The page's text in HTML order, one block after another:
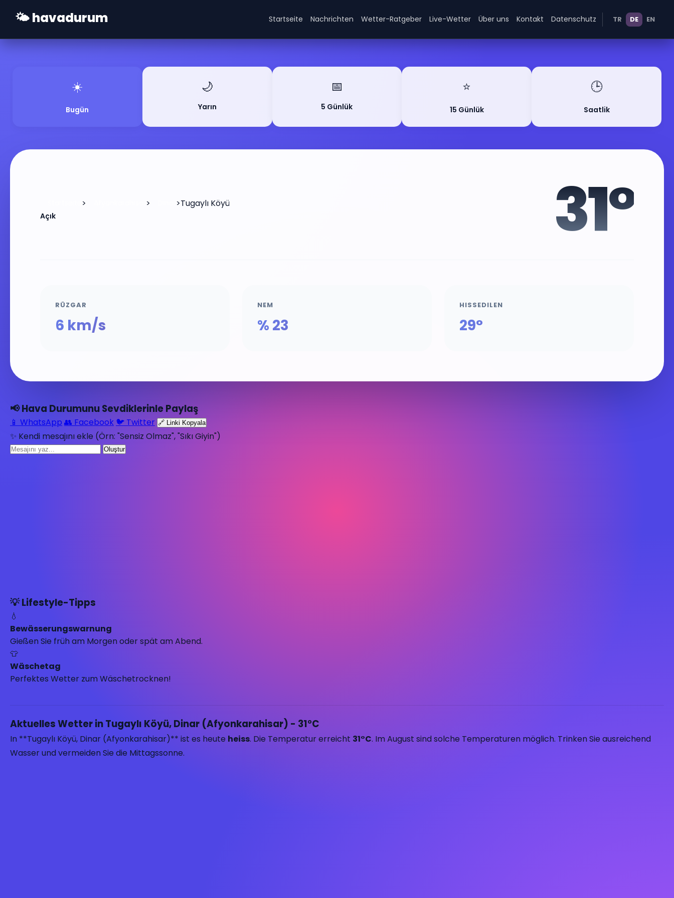
🌤️ havadurum Startseite Nachrichten Wetter-Ratgeber Live-Wetter Über uns Kontakt Datenschutz TR DE EN
☀️
Bugün
🌙
Yarın
📅
5 Günlük
⭐
15 Günlük
🕒
Saatlik
> > >Tugaylı Köyü
Açık 31°
RÜZGAR
6 km/s
NEM
% 23
HISSEDILEN
29°
📢 Hava Durumunu Sevdiklerinle Paylaş
📱 WhatsApp 👥 Facebook 🐦 Twitter 🔗 Linki Kopyala
✨ Kendi mesajını ekle (Örn: "Sensiz Olmaz", "Sıkı Giyin")
Oluştur
💡 Lifestyle-Tipps
💧
Bewässerungswarnung
Gießen Sie früh am Morgen oder spät am Abend.
👕
Wäschetag
Perfektes Wetter zum Wäschetrocknen!
Aktuelles Wetter in Tugaylı Köyü, Dinar (Afyonkarahisar) - 31°C
In **Tugaylı Köyü, Dinar (Afyonkarahisar)** ist es heute heiss. Die Temperatur erreicht 31°C. Im August sind solche Temperaturen möglich. Trinken Sie ausreichend
Wasser und vermeiden Sie die Mittagssonne.